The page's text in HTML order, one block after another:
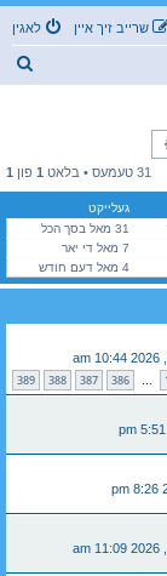
לאגין שרייב זיך איין
31 טעמעס • בלאט 1 פון 1
געלייקט
31 מאל בסך הכל
העלפן נאכקוקן אויב א
7 מאל די יאר
4 מאל דעם חודש
…
386
387
388
389